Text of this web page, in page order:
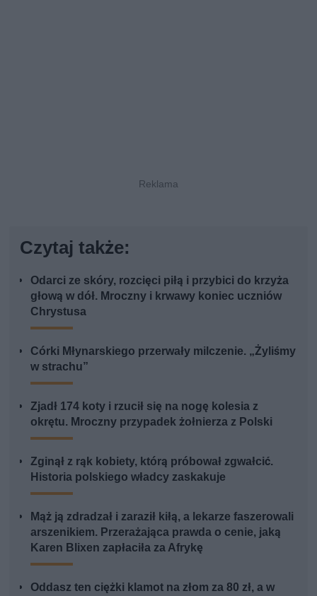
Czytaj także:
Odarci ze skóry, rozcięci piłą i przybici do krzyża
głową w dół. Mroczny i krwawy koniec uczniów
Chrystusa
Córki Młynarskiego przerwały milczenie. „Żyliśmy
w strachu”
Zjadł 174 koty i rzucił się na nogę kolesia z
okrętu. Mroczny przypadek żołnierza z Polski
Zginął z rąk kobiety, którą próbował zgwałcić.
Historia polskiego władcy zaskakuje
Mąż ją zdradzał i zaraził kiłą, a lekarze faszerowali
arszenikiem. Przerażająca prawda o cenie, jaką
Karen Blixen zapłaciła za Afrykę
Oddasz ten ciężki klamot na złom za 80 zł, a w